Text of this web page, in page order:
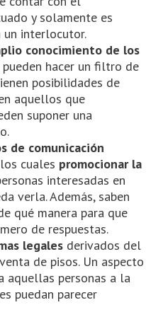
y solamente es
un interlocutor.
conocimiento de los
hacer un filtro de
posibilidades de
aquellos que
suponer una
de comunicación
cuales promocionar la
interesadas en
verla. Además, saben
qué manera para que
de respuestas.
legales derivados del
de pisos. Un aspecto
aquellas personas a la
puedan parecer